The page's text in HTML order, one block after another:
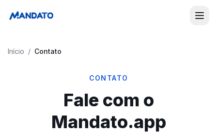
Início / Contato
CONTATO
Fale com o
Mandato.app